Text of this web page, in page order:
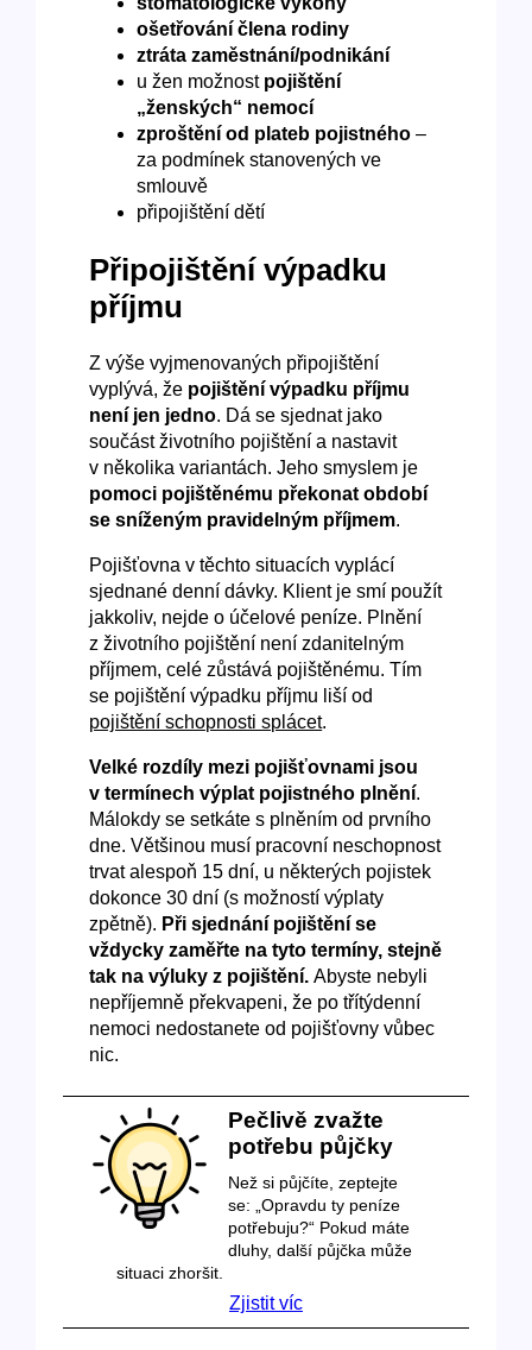
ošetřování člena rodiny
ztráta zaměstnání/podnikání
u žen možnost pojištění
„ženských“ nemocí
zproštění od plateb pojistného –
za podmínek stanovených ve
smlouvě
připojištění dětí
Připojištění výpadku
příjmu
Z výše vyjmenovaných připojištění
vyplývá, že pojištění výpadku příjmu
není jen jedno. Dá se sjednat jako
součást životního pojištění a nastavit
v několika variantách. Jeho smyslem je
pomoci pojištěnému překonat období
se sníženým pravidelným příjmem.
Pojišťovna v těchto situacích vyplácí
sjednané denní dávky. Klient je smí použít
jakkoliv, nejde o účelové peníze. Plnění
z životního pojištění není zdanitelným
příjmem, celé zůstává pojištěnému. Tím
se pojištění výpadku příjmu liší od
pojištění schopnosti splácet.
Velké rozdíly mezi pojišťovnami jsou
v termínech výplat pojistného plnění.
Málokdy se setkáte s plněním od prvního
dne. Většinou musí pracovní neschopnost
trvat alespoň 15 dní, u některých pojistek
dokonce 30 dní (s možností výplaty
zpětně). Při sjednání pojištění se
vždycky zaměřte na tyto termíny, stejně
tak na výluky z pojištění.Abyste nebyli
nepříjemně překvapeni, že po třítýdenní
nemoci nedostanete od pojišťovny vůbec
nic.
Pečlivě zvažte
potřebu půjčky
Než si půjčíte, zeptejte
se: „Opravdu ty peníze
potřebuju?“ Pokud máte
dluhy, další půjčka může
situaci zhoršit.
Zjistit víc